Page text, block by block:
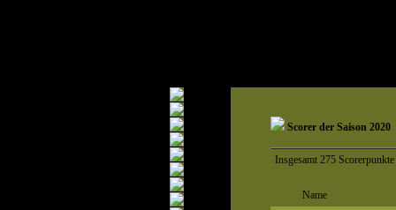
Scorer der Saison 2020
Insgesamt 275
Name